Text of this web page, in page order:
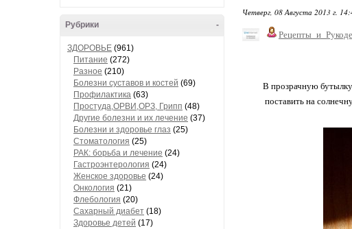
-
Рубрики
ЗДОРОВЬЕ (961)
Питание (272)
Разное (210)
Болезни суставов и костей (69)
Профилактика (63)
Простуда,ОРВИ,ОРЗ, Грипп (48)
Другие болезни и их лечение (37)
Болезни и здоровье глаз (25)
Стоматология (25)
РАК: борьба и лечение (24)
Гастроэнтерология (24)
Женское здоровье (24)
Онкология (21)
Флебология (20)
Сахарный диабет (18)
Здоровье детей (17)
Четверг, 08 Августа 2013 г.
В прозрачную
поставить на